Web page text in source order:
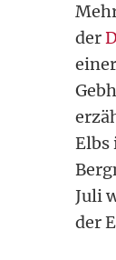
der
Elbs
Juli
der